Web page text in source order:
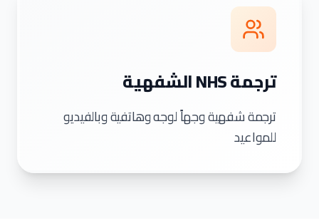
ترجمة NHS الشفهية
ترجمة شفهية وجهاً لوجه وهاتفية وبالفيديو
للمواعيد